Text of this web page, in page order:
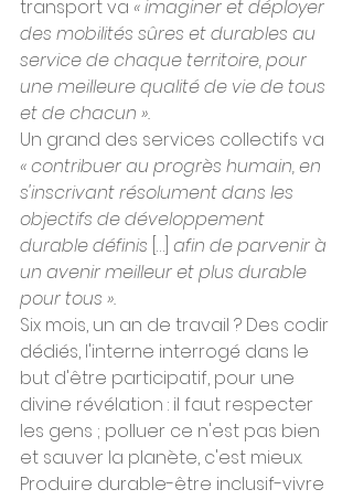
transport va « imaginer et déployer
des mobilités sûres et durables au
service de chaque territoire, pour
une meilleure qualité de vie de tous
et de chacun ».
Un grand des services collectifs va
« contribuer au progrès humain, en
s'inscrivant résolument dans les
objectifs de développement
durable définis […] afin de parvenir à
un avenir meilleur et plus durable
pour tous ».
Six mois, un an de travail ? Des codir
dédiés, l'interne interrogé dans le
but d'être participatif, pour une
divine révélation : il faut respecter
les gens ; polluer ce n'est pas bien
et sauver la planète, c'est mieux.
Produire durable-être inclusif-vivre